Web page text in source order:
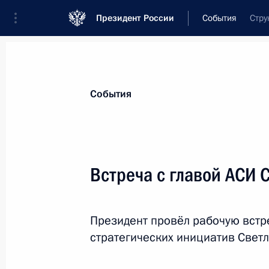
Президент России События
Новости
Послания Федеральному Собранию
Совещания, заседания, рабочие встречи
Речи и обращения
События
Встреча с главой АСИ
Президент провёл рабочую
стратегических инициатив